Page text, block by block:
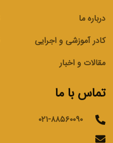
درباره ما
کادر آموزشی و اجرایی
مقالات و اخبار
تماس با ما
۰۲۱-۸۸۵۶۰۰۹۰